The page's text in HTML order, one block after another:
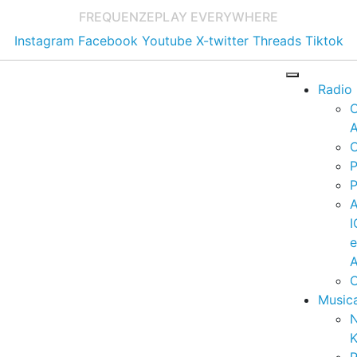
FREQUENZEPLAY EVERYWHERE
Instagram Facebook Youtube X-twitter Threads Tiktok
Radio
e